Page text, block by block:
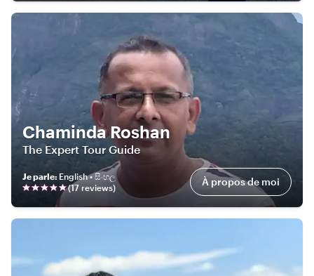
Chaminda Roshan
The Expert Tour Guide
Je parle: English • සිංහල
(17 reviews) À propos de moi